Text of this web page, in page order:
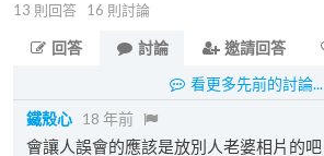
13 則回答 16 則討論
回答
討論 邀請回答
看更多先前的討論...
鐵殼心 18 年前
會讓人誤會的應該是放別人老婆相片的吧